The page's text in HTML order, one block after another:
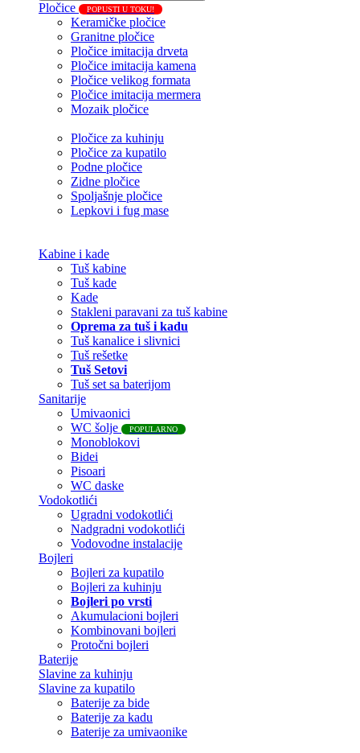
Pločice POPUSTI U TOKU!
Keramičke pločice
Granitne pločice
Pločice imitacija drveta
Pločice imitacija kamena
Pločice velikog formata
Pločice imitacija mermera
Mozaik pločice
Pločice za kuhinju
Pločice za kupatilo
Podne pločice
Zidne pločice
Spoljašnje pločice
Lepkovi i fug mase
Kabine i kade
Tuš kabine
Tuš kade
Kade
Stakleni paravani za tuš kabine
Oprema za tuš i kadu
Tuš kanalice i slivnici
Tuš rešetke
Tuš Setovi
Tuš set sa baterijom
Sanitarije
Umivaonici
WC šolje
POPULARNO
Monoblokovi
Bidei
Pisoari
WC daske
Vodokotlići
Ugradni vodokotlići
Nadgradni vodokotlići
Vodovodne instalacije
Bojleri
Bojleri za kupatilo
Bojleri za kuhinju
Bojleri po vrsti
Akumulacioni bojleri
Kombinovani bojleri
Protočni bojleri
Baterije
Slavine za kuhinju
Slavine za kupatilo
Baterije za bide
Baterije za kadu
Baterije za umivaonike